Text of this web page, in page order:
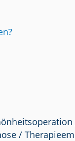
/